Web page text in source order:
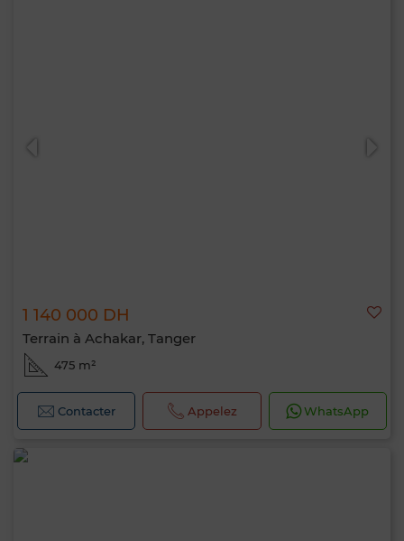
1 140 000 DH
Terrain à Achakar, Tanger
475 m²
Contacter Appelez WhatsApp